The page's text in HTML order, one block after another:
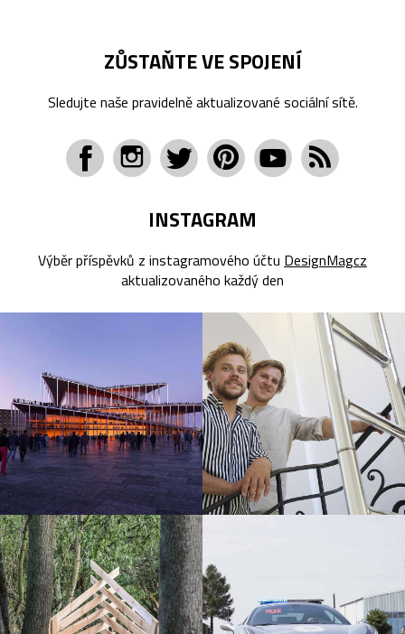
ZŮSTAŇTE VE SPOJENÍ
Sledujte naše pravidelně aktualizované sociální sítě.
INSTAGRAM
Výběr příspěvků z instagramového účtu DesignMagcz
aktualizovaného každý den